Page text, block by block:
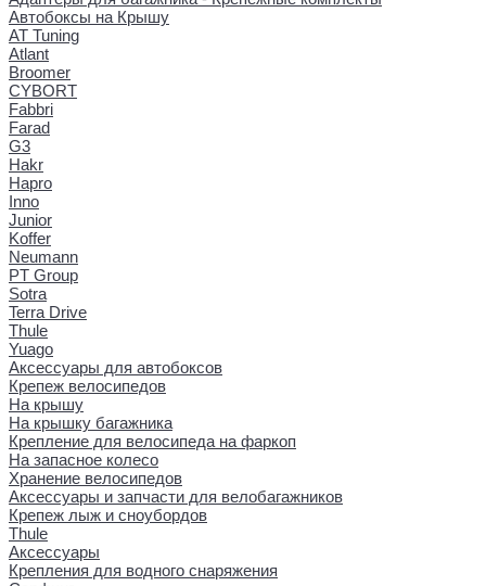
Автобоксы на Крышу
AT Tuning
Atlant
Broomer
CYBORT
Fabbri
Farad
G3
Hakr
Hapro
Inno
Junior
Koffer
Neumann
PT Group
Sotra
Terra Drive
Thule
Yuago
Аксессуары для автобоксов
Крепеж велосипедов
На крышу
На крышку багажника
Крепление для велосипеда на фаркоп
На запасное колесо
Хранение велосипедов
Аксессуары и запчасти для велобагажников
Крепеж лыж и сноубордов
Thule
Аксессуары
Крепления для водного снаряжения